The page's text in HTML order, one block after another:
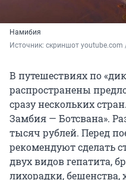
Намибия
Источник: скриншот youtube.com
В путешествиях по
распространены
сразу нескольких
Замбия — Ботсвана».
тысяч рублей. Перед
рекомендуют сделать
двух видов гепатита,
лихорадки, бешенства,